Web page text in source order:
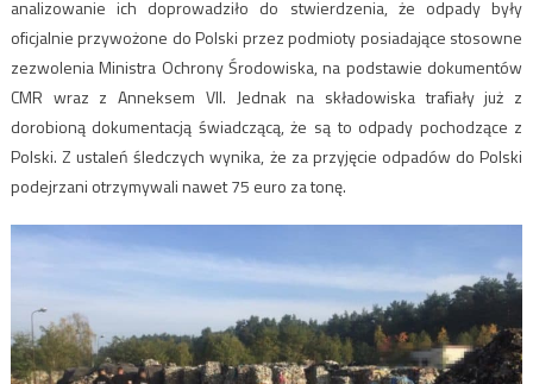
analizowanie ich doprowadziło do stwierdzenia, że odpady były
oficjalnie przywożone do Polski przez podmioty posiadające stosowne
zezwolenia Ministra Ochrony Środowiska, na podstawie dokumentów
CMR wraz z Anneksem VII. Jednak na składowiska trafiały już z
dorobioną dokumentacją świadczącą, że są to odpady pochodzące z
Polski. Z ustaleń śledczych wynika, że za przyjęcie odpadów do Polski
podejrzani otrzymywali nawet 75 euro za tonę.